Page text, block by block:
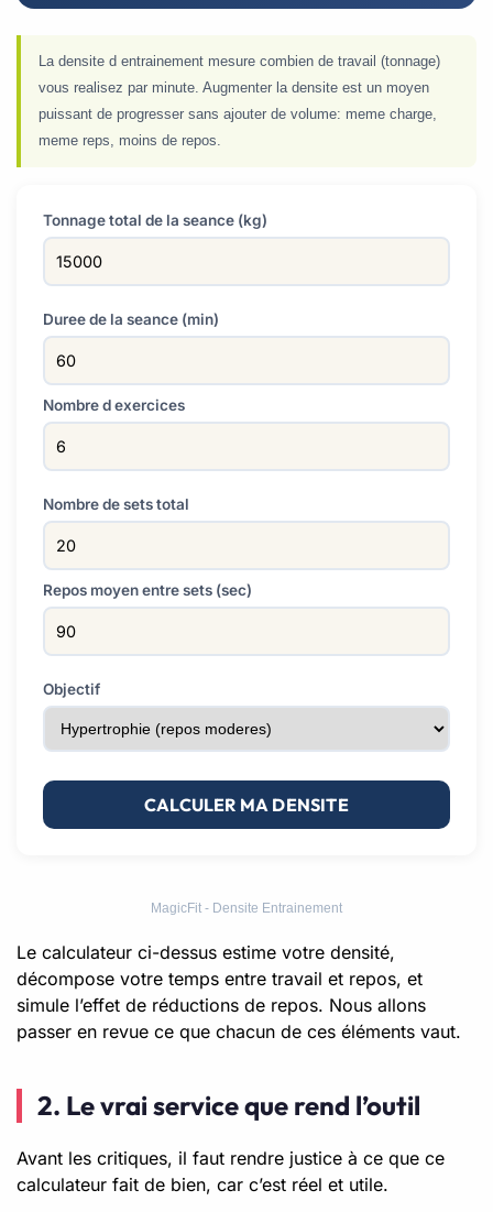
La densite d entrainement mesure combien de travail (tonnage)
vous realisez par minute. Augmenter la densite est un moyen
puissant de progresser sans ajouter de volume: meme charge,
meme reps, moins de repos.
Tonnage total de la seance (kg)
Duree de la seance (min)
Nombre d exercices
Nombre de sets total
Repos moyen entre sets (sec)
Objectif
CALCULER MA DENSITE
MagicFit - Densite Entrainement
Le calculateur ci-dessus estime votre densité,
décompose votre temps entre travail et repos, et
simule l’effet de réductions de repos. Nous allons
passer en revue ce que chacun de ces éléments vaut.
2. Le vrai service que rend l’outil
Avant les critiques, il faut rendre justice à ce que ce
calculateur fait de bien, car c’est réel et utile.